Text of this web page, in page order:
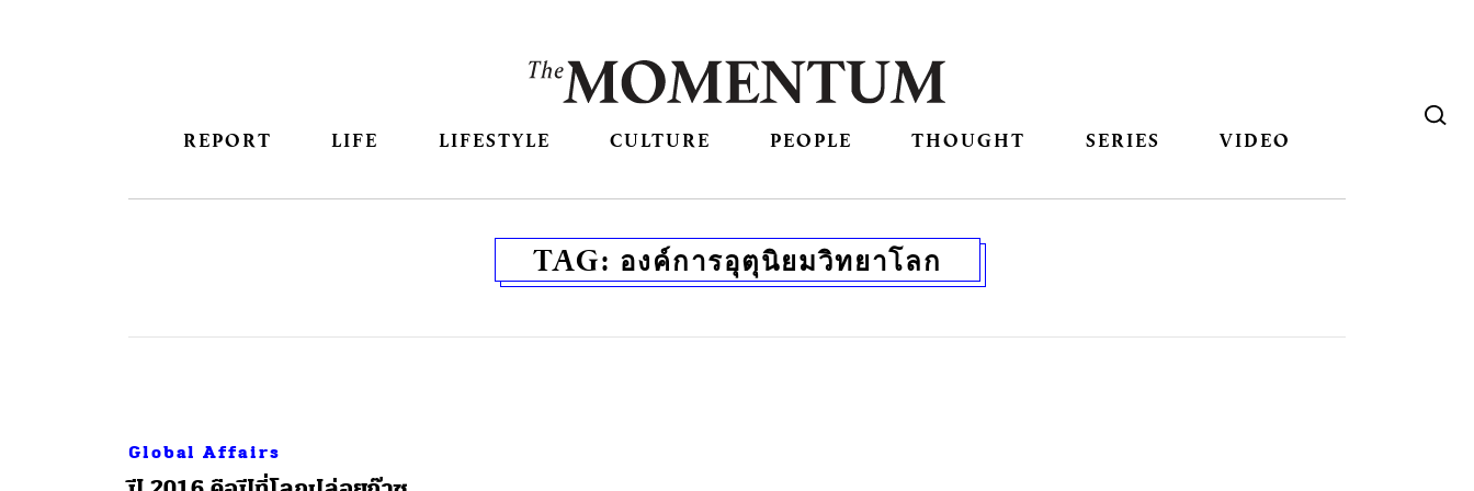
REPORT LIFE LIFESTYLE CULTURE PEOPLE THOUGHT SERIES VIDEO
TAG: องค์การอุตุนิยมวิทยาโลก
Global Affairs